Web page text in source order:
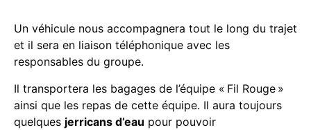
Un véhicule nous accompagnera tout le long du trajet
et il sera en liaison téléphonique avec les
responsables du groupe.
Il transportera les bagages de l’équipe « Fil Rouge »
ainsi que les repas de cette équipe. Il aura toujours
quelques jerricans d’eau pour pouvoir